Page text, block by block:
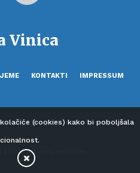
Vinica
KONTAKTI IMPRESSUM
Sva prava pridržana.
(cookies) kako bi poboljšala